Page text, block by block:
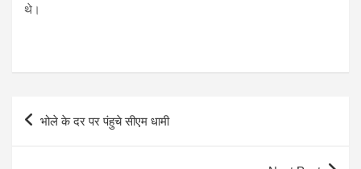
थे।
Post
भोले के दर पर पंहुचे सीएम धामी